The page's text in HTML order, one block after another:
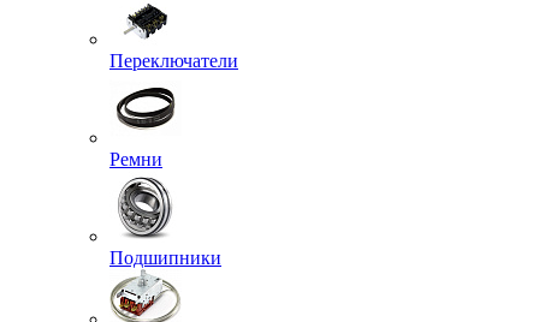
Переключатели
Ремни
Подшипники